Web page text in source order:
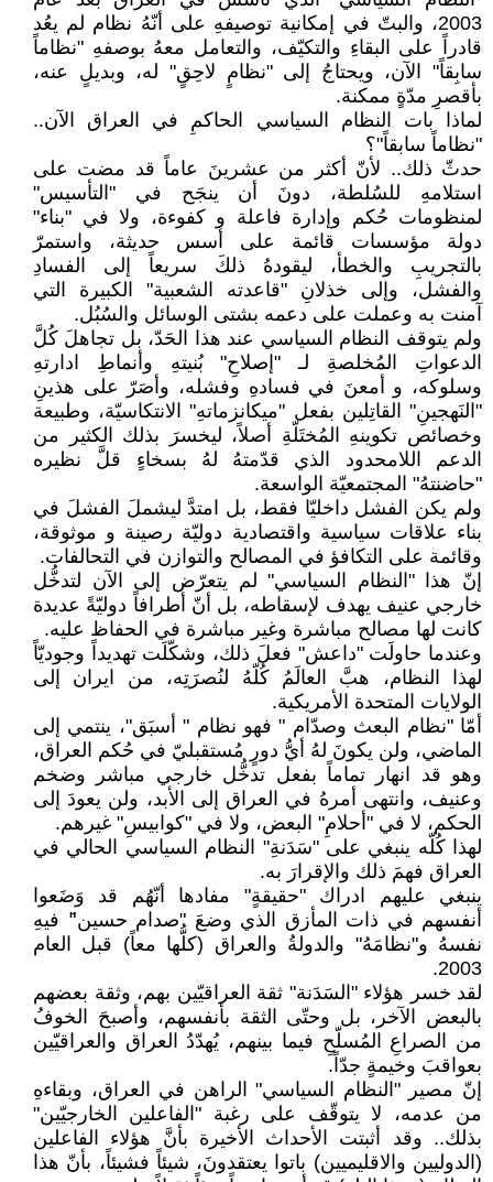
2003، والبتّ في إمكانية توصيفهِ على أنّهُ نظام لم يعُد
قادراً على البقاءِ والتكيّف، والتعامل معهُ بوصفهِ "نظاماً
سابِقاً" الآن، ويحتاجُ إلى "نظامٍ لاحِقٍ" له، وبديلٍ عنه،
بأقصرِ مدّةٍ ممكنة.
لماذا بات النظام السياسي الحاكمِ في العراق الآن..
"نظاماً سابقاً"؟
حدثّ ذلك.. لأنّ أكثر من عشرينَ عاماً قد مضت على
استلامهِ للسُلطة، دونَ أن ينجَح في "التأسيس"
لمنظومات حُكم وإدارة فاعلة و كفوءة، ولا في "بناء"
دولة مؤسسات قائمة على أسس حديثة، واستمرّ
بالتجريبِ والخطأ، ليقودهُ ذلكَ سريعاً إلى الفسادِ
والفشل، وإلى خذلانِ "قاعدته الشعبية" الكبيرة التي
آمنت به وعملت على دعمه بشتى الوسائل والسُبُل.
ولم يتوقف النظام السياسي عند هذا الحَدّ، بل تجاهلَ كُلَّ
الدعواتِ المُخلصةِ لـ "إصلاحِ" بُنيتهِ وأنماطِ ادارتهِ
وسلوكه، و أمعنَ في فسادهِ وفشله، وأصَرّ على هذينِ
"النَهجينِ" القاتِلين بفعل "ميكانزماتهِ" الانتكاسيّة، وطبيعة
وخصائص تكوينهِ المُختَلّةِ أصلاً، ليخسرَ بذلك الكثير من
الدعم اللامحدود الذي قدّمتهُ لهُ بسخاءٍ قلَّ نظيره
"حاضنتهُ" المجتمعيّة الواسعة.
ولم يكن الفشل داخليّا فقط، بل امتدَّ ليشملَ الفشلَ في
بناء علاقات سياسية واقتصادية دوليّة رصينة و موثوقة،
وقائمة على التكافؤ في المصالح والتوازن في التحالفات.
إنّ هذا "النظام السياسي" لم يتعرّض إلى الآن لتدخُّل
خارجي عنيف يهدف لإسقاطه، بل أنّ أطرافاً دوليّةً عديدة
كانت لها مصالح مباشرة وغير مباشرة في الحفاظ عليه.
وعندما حاولَت "داعش" فعلَ ذلك، وشكّلَت تهديداً وجوديّاً
لهذا النظام، هبَّ العالَمُ كُلّهُ لنُصرَتِه، من ايران إلى
الولايات المتحدة الأمريكية.
أمّا "نظام البعث وصدّام " فهو نظام " أسبَق"، ينتمي إلى
الماضي، ولن يكونَ لهُ أيُّ دورٍ مُستقبليّ في حُكم العراق،
وهو قد انهار تماماً بفعل تدخُّل خارجي مباشر وضخم
وعنيف، وانتهى أمرهُ في العراق إلى الأبد، ولن يعودَ إلى
الحكم، لا في "أحلامِ" البعض، ولا في "كوابيسِ" غيرهم.
لهذا كُلّه ينبغي على "سَدَنةِ" النظام السياسي الحالي في
العراق فهمَ ذلك والإقرارَ به.
ينبغي عليهم ادراك "حقيقةٍ" مفادها أنّهُم قد وَضَعوا
أنفسهم في ذات المأزق الذي وضعَ "صدام حسين"َ فيهِ
نفسهُ و"نظامَهُ" والدولةُ والعراق (كلُّها معاً) قبل العام
2003.
لقد خسر هؤلاء "السَدَنة" ثقة العراقيّين بهم، وثقة بعضهم
بالبعض الآخر، بل وحتّى الثقة بأنفسهم، وأصبحَ الخوفُ
من الصراعِ المُسلّحِ فيما بينهم، يُهدّدُ العراق والعراقيّين
بعواقبَ وخيمةٍ جدّاً.
إنّ مصير "النظام السياسي" الراهن في العراق، وبقاءهِ
من عدمه، لا يتوقّف على رغبة "الفاعلين الخارجيّين"
بذلك.. وقد أثبتت الأحداث الأخيرة بأنَّ هؤلاء الفاعلين
(الدوليين والاقليميين) باتوا يعتقدونَ، شيئاً فشيئاً، بأنّ هذا